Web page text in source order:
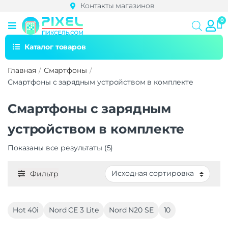
Контакты магазинов
Каталог товаров
Главная
Смартфоны
Смартфоны с зарядным устройством в комплекте
Смартфоны с зарядным
устройством в комплекте
Показаны все результаты (5)
Фильтр
Hot 40i Nord CE 3 Lite Nord N20 SE 10